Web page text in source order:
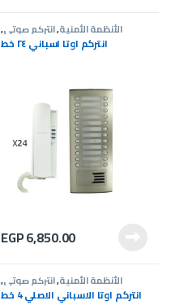
الأنظمة الأمنية,انتركم صوتى,
عروض انتركمانتركم اوتا اسباني ٢٤ خط
EGP6,850.00
الأنظمة الأمنية,انتركم صوتى,
عروض انتركم
انتركم اوتا الاسباني الاصلي 4 خط